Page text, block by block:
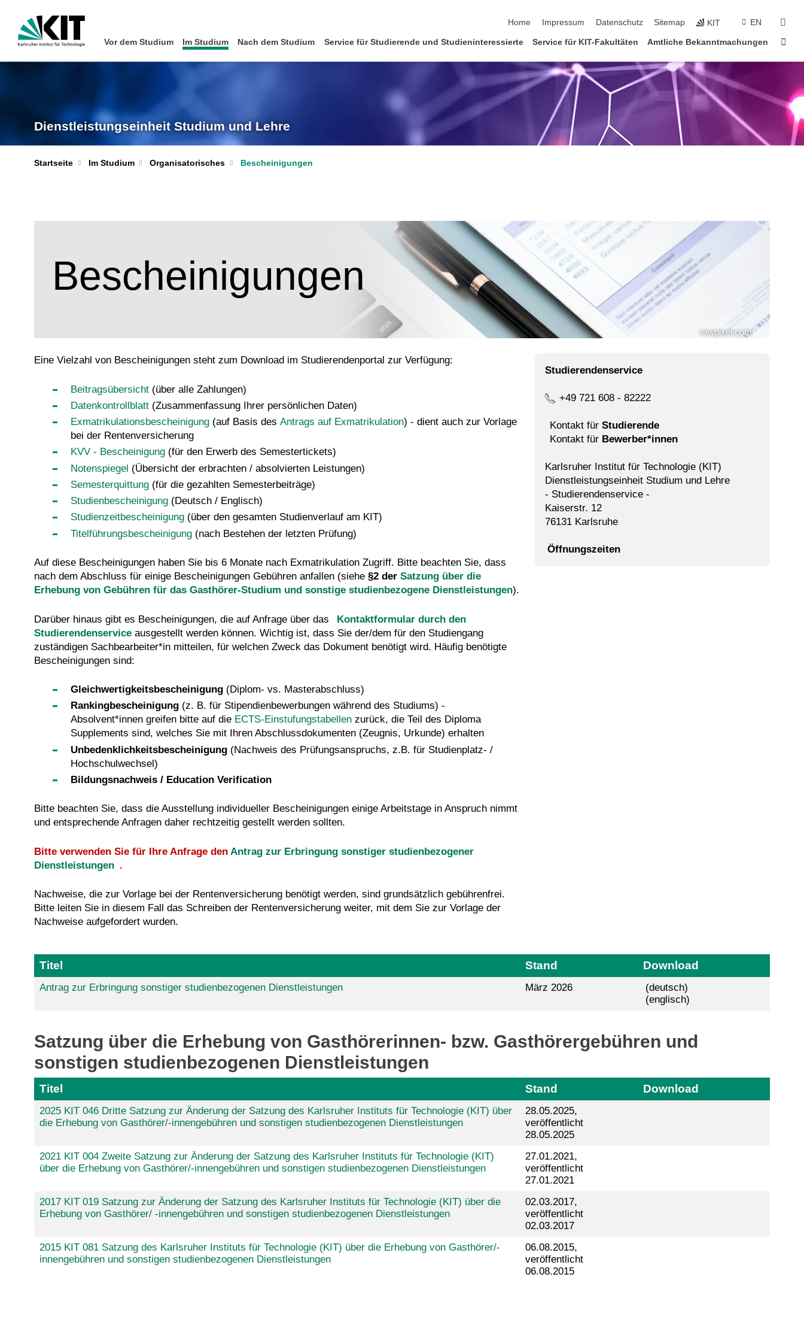
Home
Impressum Datenschutz Sitemap KIT EN
Vor dem Studium Im Studium Nach dem Studium Service für Studierende und Studieninteressierte Service für KIT-Fakultäten Amtliche Bekanntmachungen
Dienstleistungseinheit Studium und Lehre
Startseite Im Studium Organisatorisches Bescheinigungen
Bescheinigungen
rawpixel.com
Eine Vielzahl von Bescheinigungen steht zum Download im Studierendenportal zur Verfügung:
Beitragsübersicht (über alle Zahlungen)
Datenkontrollblatt (Zusammenfassung Ihrer persönlichen Daten)
Exmatrikulationsbescheinigung (auf Basis desAntrags auf Exmatrikulation) - dient auch zur Vorlage
bei der Rentenversicherung
KVV - Bescheinigung (für den Erwerb des Semestertickets)
Notenspiegel (Übersicht der erbrachten / absolvierten Leistungen)
Semesterquittung (für die gezahlten Semesterbeiträge)
Studienbescheinigung (Deutsch / Englisch)
Studienzeitbescheinigung (über den gesamten Studienverlauf am KIT)
Titelführungsbescheinigung (nach Bestehen der letzten Prüfung)
Auf diese Bescheinigungen haben Sie bis 6 Monate nach Exmatrikulation Zugriff. Bitte beachten Sie, dass
nach dem Abschluss für einige Bescheinigungen Gebühren anfallen (siehe §2 der Satzung über die
Erhebung von Gebühren für das Gasthörer‐Studium und sonstige studienbezogene Dienstleistungen).
Darüber hinaus gibt es Bescheinigungen, die auf Anfrage über das
Kontaktformular durch den
Studierendenservice ausgestellt werden können. Wichtig ist, dass Sie der/dem für den Studiengang
zuständigen Sachbearbeiter*in mitteilen, für welchen Zweck das Dokument benötigt wird. Häufig benötigte
Bescheinigungen sind:
Gleichwertigkeitsbescheinigung (Diplom- vs. Masterabschluss)
Rankingbescheinigung (z. B. für Stipendienbewerbungen während des Studiums) -
Absolvent*innen greifen bitte auf die ECTS-Einstufungstabellen zurück, die Teil des Diploma
Supplements sind, welches Sie mit Ihren Abschlussdokumenten (Zeugnis, Urkunde) erhalten
Unbedenklichkeitsbescheinigung (Nachweis des Prüfungsanspruchs, z.B. für Studienplatz- /
Hochschulwechsel)
Bildungsnachweis / Education Verification
Bitte beachten Sie, dass die Ausstellung individueller Bescheinigungen einige Arbeitstage in Anspruch nimmt
und entsprechende Anfragen daher rechtzeitig gestellt werden sollten.
Bitte verwenden Sie für Ihre Anfrage den Antrag zur Erbringung sonstiger studienbezogener
Dienstleistungen .
Nachweise, die zur Vorlage bei der Rentenversicherung benötigt werden, sind grundsätzlich gebührenfrei.
Bitte leiten Sie in diesem Fall das Schreiben der Rentenversicherung weiter, mit dem Sie zur Vorlage der
Nachweise aufgefordert wurden.
Studierendenservice
+49 721 608 - 82222
Kontakt für Studierende
Kontakt für Bewerber*innen
Karlsruher Institut für Technologie (KIT)
Dienstleistungseinheit Studium und Lehre
- Studierendenservice -
Kaiserstr. 12
76131 Karlsruhe
Öffnungszeiten
Titel Stand Download
Antrag zur Erbringung sonstiger studienbezogenen Dienstleistungen März 2026
(deutsch)
(englisch)
Satzung über die Erhebung von Gasthörerinnen- bzw. Gasthörergebühren und
sonstigen studienbezogenen Dienstleistungen
Titel Stand Download
2025 KIT 046 Dritte Satzung zur Änderung der Satzung des Karlsruher Instituts für Technologie (KIT) über
die Erhebung von Gasthörer/-innengebühren und sonstigen studienbezogenen Dienstleistungen
28.05.2025,
veröffentlicht
28.05.2025
2021 KIT 004 Zweite Satzung zur Änderung der Satzung des Karlsruher Instituts für Technologie (KIT)
über die Erhebung von Gasthörer/-innengebühren und sonstigen studienbezogenen Dienstleistungen
27.01.2021,
veröffentlicht
27.01.2021
2017 KIT 019 Satzung zur Änderung der Satzung des Karlsruher Instituts für Technologie (KIT) über die
Erhebung von Gasthörer/ -innengebühren und sonstigen studienbezogenen Dienstleistungen
02.03.2017,
veröffentlicht
02.03.2017
2015 KIT 081 Satzung des Karlsruher Instituts für Technologie (KIT) über die Erhebung von Gasthörer/-
innengebühren und sonstigen studienbezogenen Dienstleistungen
06.08.2015,
veröffentlicht
06.08.2015